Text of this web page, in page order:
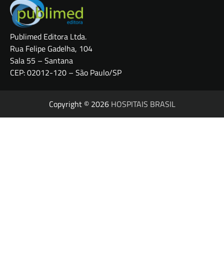
Publimed Editora Ltda.
Rua Felipe Gadelha, 104
Sala 55 – Santana
CEP: 02012-120 – São Paulo/SP
Copyright © 2026 HOSPITAIS BRASIL